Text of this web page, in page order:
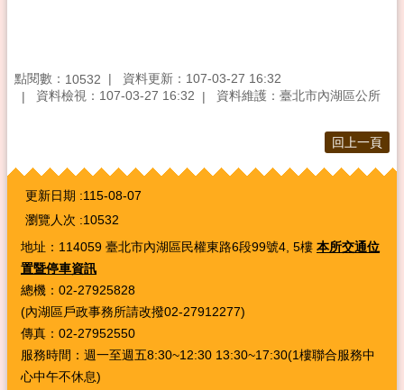
點閱數： 10532
資料更新：107-03-27 16:32
資料檢視：107-03-27 16:32
資料維護：臺北市內湖區公所
回上一頁
:::
更新日期
115-08-07
瀏覽人次
10532
地址：114059 臺北市內湖區民權東路6段99號4, 5樓 本所交通位
置暨停車資訊
總機：02-27925828
(內湖區戶政事務所請改撥02-27912277)
傳真：02-27952550
服務時間：週一至週五8:30~12:30 13:30~17:30(1樓聯合服務中
心中午不休息)